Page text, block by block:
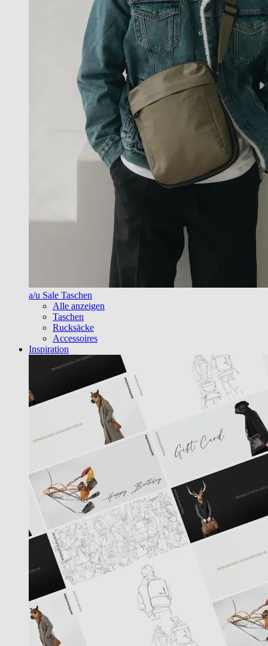
a/u Sale Taschen
Alle anzeigen
Taschen
Rucksäcke
Accessoires
Inspiration